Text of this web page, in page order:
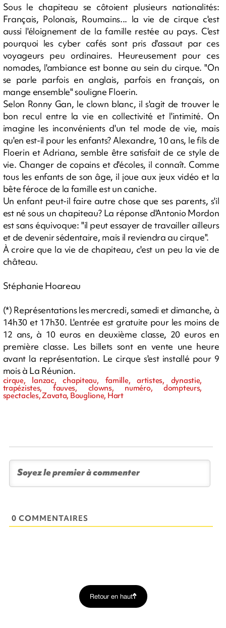
Sous le chapiteau se côtoient plusieurs nationalités:
Français, Polonais, Roumains... la vie de cirque c'est
aussi l'éloignement de la famille restée au pays. C'est
pourquoi les cyber cafés sont pris d'assaut par ces
voyageurs peu ordinaires. Heureusement pour ces
nomades, l'ambiance est bonne au sein du cirque. "On
se parle parfois en anglais, parfois en français, on
mange ensemble" souligne Floerin.
Selon Ronny Gan, le clown blanc, il s'agit de trouver le
bon recul entre la vie en collectivité et l'intimité. On
imagine les inconvénients d'un tel mode de vie, mais
qu'en est-il pour les enfants? Alexandre, 10 ans, le fils de
Floerin et Adriana, semble être satisfait de ce style de
vie. Changer de copains et d'écoles, il connaît. Comme
tous les enfants de son âge, il joue aux jeux vidéo et la
bête féroce de la famille est un caniche.
Un enfant peut-il faire autre chose que ses parents, s'il
est né sous un chapiteau? La réponse d'Antonio Mordon
est sans équivoque: "il peut essayer de travailler ailleurs
et de devenir sédentaire, mais il reviendra au cirque".
À croire que la vie de chapiteau, c'est un peu la vie de
château.
Stéphanie Hoareau
(*) Représentations les mercredi, samedi et dimanche, à
14h30 et 17h30. L'entrée est gratuite pour les moins de
12 ans, à 10 euros en deuxième classe, 20 euros en
première classe. Les billets sont en vente une heure
avant la représentation. Le cirque s'est installé pour 9
mois à La Réunion.
cirque, lanzac, chapiteau, famille, artistes, dynastie,
trapézistes, fauves, clowns, numéro, dompteurs,
spectacles, Zavata, Bouglione, Hart
0 COMMENTAIRES
Retour en haut